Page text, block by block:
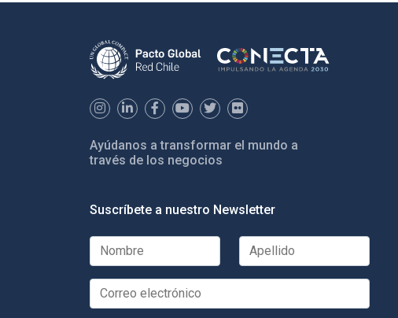
Ayúdanos a transformar el mundo a
través de los negocios
Suscríbete a nuestro Newsletter